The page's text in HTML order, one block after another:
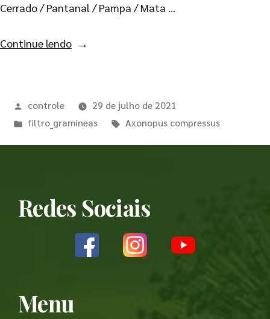
Cerrado / Pantanal / Pampa / Mata …
Continue lendo
controle
29 de julho de 2021
filtro_gramíneas
Axonopus compressus
Redes Sociais
Menu